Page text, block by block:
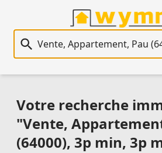
Recherche immobilière
Votre recherche
"Vente,
(64000), 3p min, 3p